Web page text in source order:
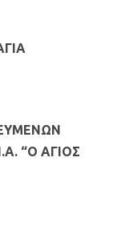
“Ο ΑΓΙΟΣ